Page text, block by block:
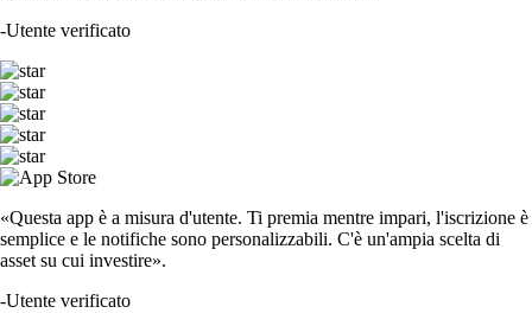
-Utente verificato
«Questa app è a misura d'utente. Ti premia mentre impari, l'iscrizione è
semplice e le notifiche sono personalizzabili. C'è un'ampia scelta di
asset su cui investire».
-Utente verificato